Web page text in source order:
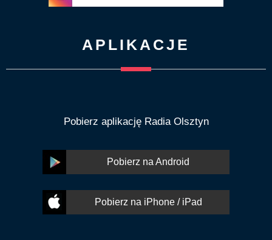
APLIKACJE
Pobierz aplikację Radia Olsztyn
Pobierz na Android
Pobierz na iPhone / iPad